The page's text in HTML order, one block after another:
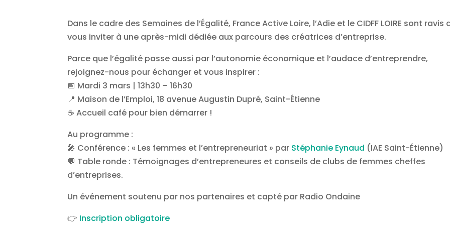
Dans le cadre des Semaines de l’Égalité, France Active Loire, l’Adie et le CIDFF LOIRE sont ravis
vous inviter à une après-midi dédiée aux parcours des créatrices d’entreprise.
Parce que l’égalité passe aussi par l’autonomie économique et l’audace d’entreprendre,
rejoignez-nous pour échanger et vous inspirer :
📅 Mardi 3 mars | 13h30 – 16h30
📍 Maison de l’Emploi, 18 avenue Augustin Dupré, Saint-Étienne
☕ Accueil café pour bien démarrer !
Au programme :
🎤 Conférence : « Les femmes et l’entrepreneuriat » par Stéphanie Eynaud (IAE Saint-Étienne)
💬 Table ronde : Témoignages d’entrepreneures et conseils de clubs de femmes cheffes
d’entreprises.
Un événement soutenu par nos partenaires et capté par Radio Ondaine
👉 Inscription obligatoire